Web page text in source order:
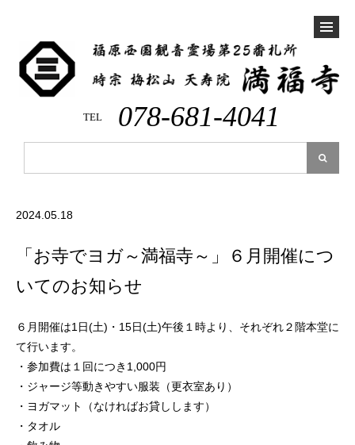
TEL 078-681-4041
2024.05.18
「お寺でヨガ～満福寺～」６月開催につ
いてのお知らせ
６月開催は1日(土)・15日(土)午後１時より、それぞれ２階本堂に
て行います。
・参加費は１回につき1,000円
・ジャージ等動きやすい服装（更衣室あり）
・ヨガマット（なければお貸しします）
・タオル